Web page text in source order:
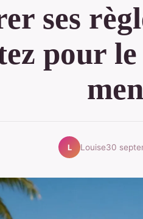
ses
pour
L Louise30